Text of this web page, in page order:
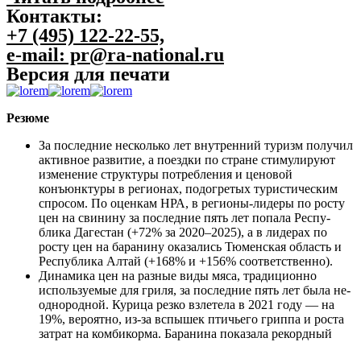
Контакты:
+7 (495) 122-22-55,
e-mail: pr@ra-national.ru
Версия для печати
Резюме
За последние несколько лет внутренний туризм получил
активное развитие, а поездки по стране стимули­руют
изменение структуры потребления и ценовой
конъюнктуры в регионах, подогретых туристическим
спросом. По оценкам НРА, в регионы-лидеры по росту
цен на свинину за последние пять лет попала Респу­
блика Дагестан (+72% за 2020–2025), а в лидерах по
росту цен на баранину оказались Тюменская область и
Республика Алтай (+168% и +156% соответственно).
Динамика цен на разные виды мяса, традиционно
используемые для гриля, за последние пять лет была не­
однородной. Курица резко взлетела в 2021 году — на
19%, вероятно, из-за вспышек птичьего гриппа и роста
затрат на комбикорма. Баранина показала рекордный